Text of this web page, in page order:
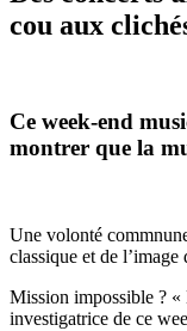
cou aux
Ce week-end
montrer que la
Une volonté
classique et de
Mission impossible ?
investigatrice de ce